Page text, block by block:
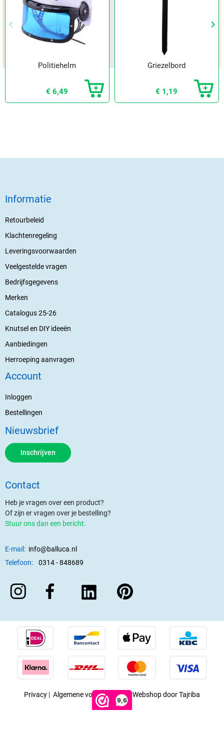
9,6
Vorige
keyboard_arrow_left keyboard_arrow_right
Politiehelm
€ 6,49
Griezelbord
€ 1,19
Informatie
Retourbeleid
Klachtenregeling
Leveringsvoorwaarden
Veelgestelde vragen
Bedrijfsgegevens
Merken
Catalogus 25-26
Knutsel en DIY ideeën
Aanbiedingen
Herroeping aanvragen
Account
Inloggen
Bestellingen
Nieuwsbrief
Inschrijven
Contact
Heb je vragen over een product?
Of zijn er vragen over je bestelling?
Stuur ons dan een bericht.
E-mail: info@balluca.nl
Telefoon:
0314 - 848689
Privacy | Algemene voorwaarden|Webshop door Tajriba